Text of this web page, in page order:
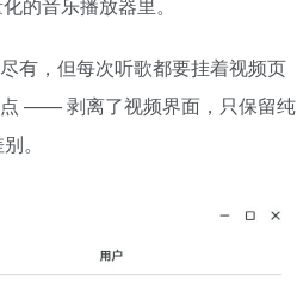
有，但每次听歌都要挂着视频页
—— 剥离了视频界面，只保留纯
。